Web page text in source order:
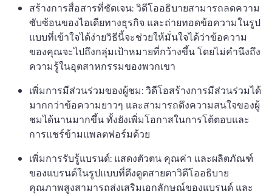
สร้างการสื่อสารที่ชัดเจน: วิดีโออธิบายสามารถลดความ
ซับซ้อนของไอเดียทางธุรกิจ และถ่ายทอดข้อความในรูป
แบบที่เข้าใจได้ง่ายวิธีนี้จะช่วยให้มั่นใจได้ว่าข้อความ
ของคุณจะไปถึงกลุ่มเป้าหมายที่กว้างขึ้น โดยไม่คำนึงถึง
ความรู้ในอุตสาหกรรมของพวกเขา
เพิ่มการมีส่วนร่วมของผู้ชม: วิดีโอสร้างการมีส่วนร่วมได้
มากกว่าข้อความยาวๆ และสามารถดึงความสนใจของผู้
ชมได้นานมากขึ้น ทั้งยังเพิ่มโอกาสในการโต้ตอบและ
การแชร์ข้ามแพลตฟอร์มด้วย
เพิ่มการรับรู้แบรนด์: แสดงตัวตน คุณค่า และผลิตภัณฑ์
ของแบรนด์ในรูปแบบที่ดึงดูดสายตาวิดีโออธิบาย
คุณภาพสูงสามารถส่งเสริมเอกลักษณ์ของแบรนด์ และ